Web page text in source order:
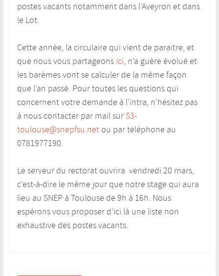
postes vacants notamment dans l’Aveyron et dans
le Lot.
Cette année, la circulaire qui vient de paraitre, et
que nous vous partageons ici, n’a guère évolué et
les barèmes vont se calculer de la même façon
que l’an passé. Pour toutes les questions qui
concernent votre demande à l’intra, n’hésitez pas
à nous contacter par mail sur S3-
toulouse@snepfsu.netou par téléphone au
0781977190.
Le serveur du rectorat ouvrira vendredi 20 mars,
c’est-à-dire le même jour que notre stage qui aura
lieu au SNEP à Toulouse de 9h à 16h. Nous
espérons vous proposer d’ici là une liste non
exhaustive des postes vacants.